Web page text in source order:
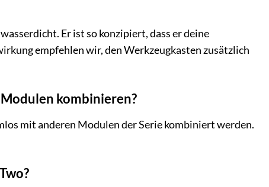
Er ist so konzipiert, dass er deine
empfehlen wir, den Werkzeugkasten zusätzlich
kombinieren?
mit anderen Modulen der Serie kombiniert werden.